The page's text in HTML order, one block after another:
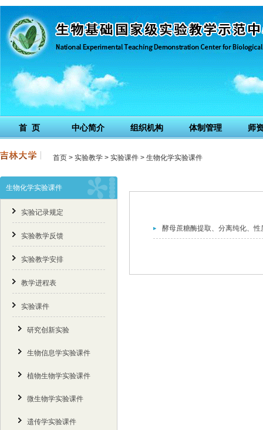
首 页 中心简介 组织机构 体制管理 师
首页 > 实验教学 > 实验课件 > 生物化学实验课件
生物化学实验课件
实验记录规定
实验教学反馈
实验教学安排
教学进程表
实验课件
研究创新实验
生物信息学实验课件
植物生物学实验课件
微生物学实验课件
遗传学实验课件
酵母蔗糖酶提取、分离纯化、